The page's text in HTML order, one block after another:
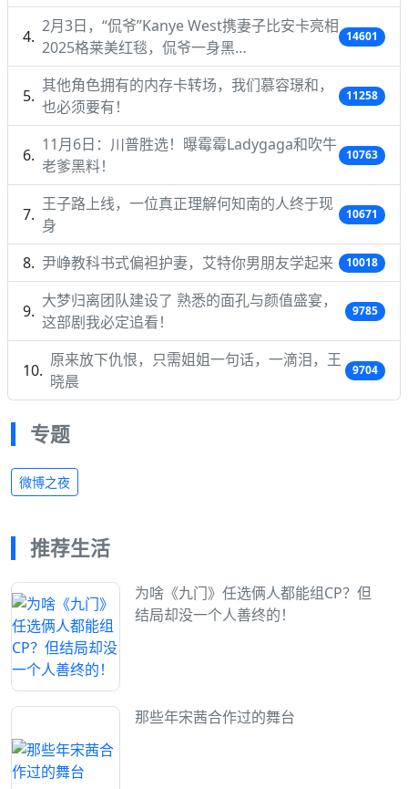
2月3日，“侃爷”Kanye West携妻子比安卡亮相
2025格莱美红毯，侃爷一身黑…
14601
其他角色拥有的内存卡转场，我们慕容璟和，
也必须要有！
11258
11月6日：川普胜选！曝霉霉Ladygaga和吹牛
老爹黑料！
10763
王子路上线，一位真正理解何知南的人终于现
身
10671
尹峥教科书式偏袒护妻，艾特你男朋友学起来 10018
大梦归离团队建设了 熟悉的面孔与颜值盛宴，
这部剧我必定追看！
9785
原来放下仇恨，只需姐姐一句话，一滴泪，王
晓晨
9704
专题
微博之夜
推荐生活
为啥《九门》任选俩人都能组CP？但
结局却没一个人善终的！
那些年宋茜合作过的舞台